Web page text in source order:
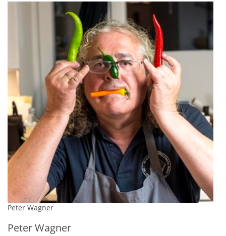
Peter Wagner
Peter Wagner